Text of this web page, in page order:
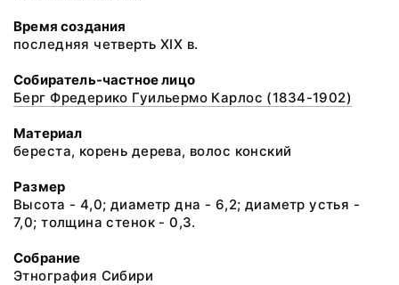
Время создания
последняя четверть XIX в.
Собиратель-частное лицо
Берг Фредерико Гуильермо Карлос (1834-1902)
Материал
береста, корень дерева, волос конский
Размер
Высота - 4,0; диаметр дна - 6,2; диаметр устья -
7,0; толщина стенок - 0,3.
Собрание
Этнография Сибири